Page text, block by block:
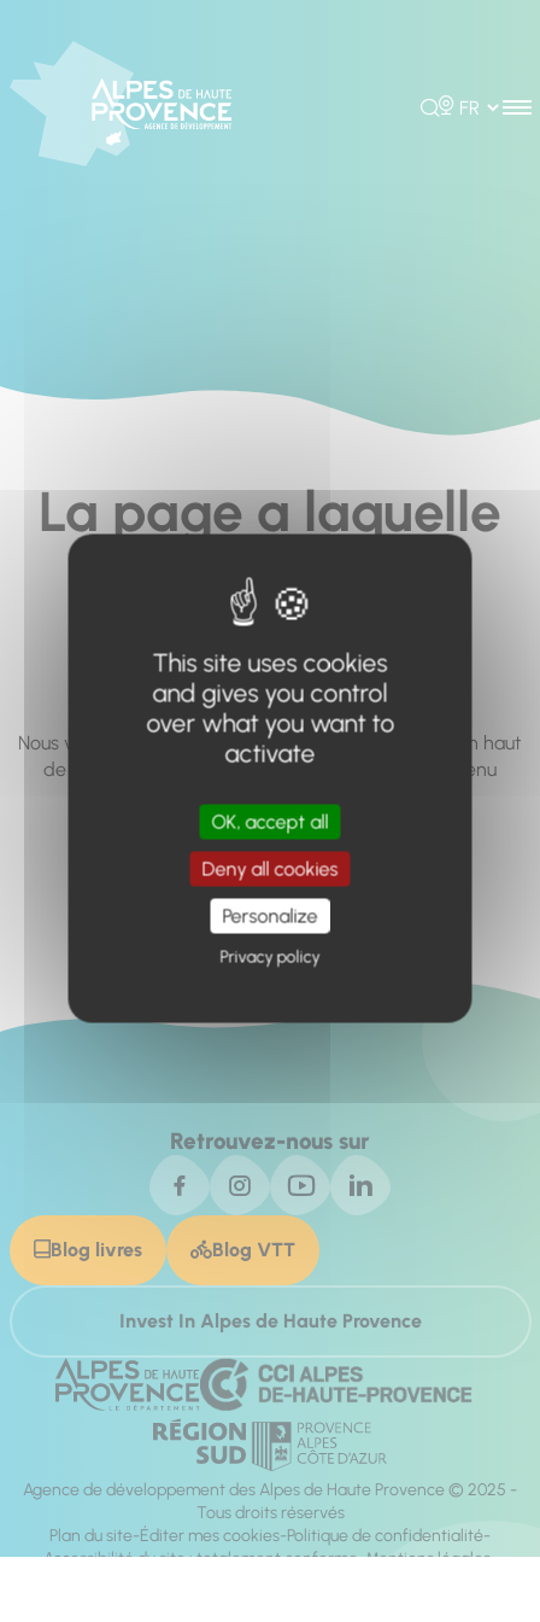
Rechercher
Choisir la
La page a laquelle
vous cherchez à
accéder n'existe
pas... ou plus.
Nous vous invitons à utiliser le moteur de recherche en haut
de page, ou à utiliser le menu pour trouver le contenu
Retour à l'accueil
Retrouvez-nous sur
Blog livres Blog VTT
Invest In Alpes de Haute Provence
Agence de développement des Alpes de Haute Provence © 2025 -
Tous droits réservés
Plan du site Éditer mes cookies Politique de confidentialité
Accessibilité du site : totalement conforme Mentions légales
This site uses cookies
and gives you control
over what you want to
activate
OK, accept all
Deny all cookies
Personalize
Privacy policy